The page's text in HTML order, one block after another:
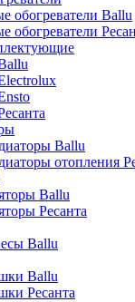
обогреватели Ballu
обогреватели
Ballu
отопления
Ballu
Ресанта
Ballu
Ballu
Ресанта